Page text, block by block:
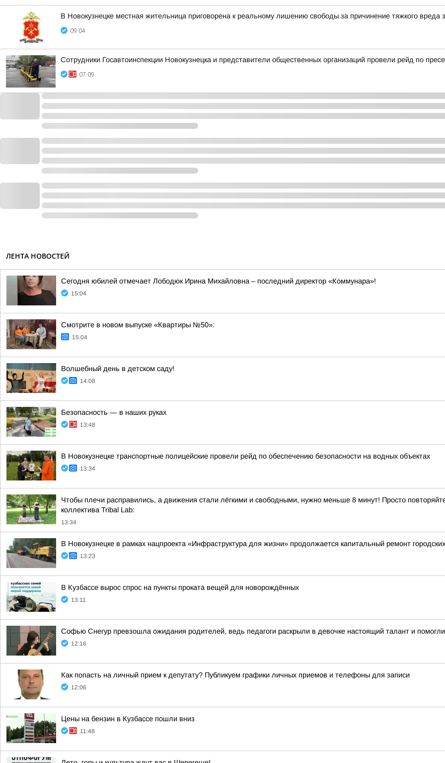
В Новокузнецке местная жительница приговорена к реальному лишению свободы за причинение тяжкого вреда
09:04
Сотрудники Госавтоинспекции Новокузнецка и представители общественных организаций провели рейд по
07:09
ЛЕНТА НОВОСТЕЙ
Сегодня юбилей отмечает Лободюк Ирина Михайловна – последний директор «Коммунара»!
15:04
Смотрите в новом выпуске «Квартиры №50»:
15:04
Волшебный день в детском саду!
14:08
Безопасность — в наших руках
13:48
В Новокузнецке транспортные полицейские провели рейд по обеспечению безопасности на водных объектах
13:34
Чтобы плечи расправились, а движения стали лёгкими и свободными, нужно меньше 8 минут! Просто
коллектива Tribal Lab:
13:34
В Новокузнецке в рамках нацпроекта «Инфраструктура для жизни» продолжается капитальный ремонт
13:23
В Кузбассе вырос спрос на пункты проката вещей для новорождённых
13:11
Софью Снегур превзошла ожидания родителей, ведь педагоги раскрыли в девочке настоящий талант и
12:16
Как попасть на личный прием к депутату? Публикуем графики личных приемов и телефоны для записи
12:06
Цены на бензин в Кузбассе пошли вниз
11:48